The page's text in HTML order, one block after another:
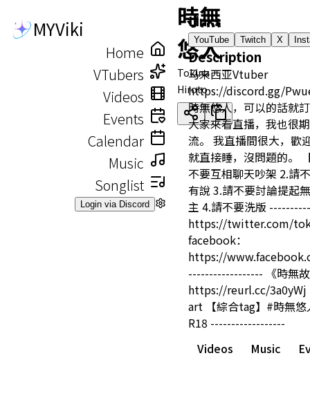
MYViki
Home
VTubers
Videos
Events
Calendar
Music
Songlist
Login via Discord
時無
悠人
Tokina
Hiroto
Links
YouTube Twitch X
Description
马来西亚Vtuber
https://discord.gg/
時無悠人，可以的話就
大家來看直播，我也很
流。 我直播間很大，歡
就直接睡，沒問題的。
不要互相聊天吵架 2.請
有說 3.請不要討論提起
主 4.請不要洗版
https://twitter.com/
facebook：
https://
------------------ 《時無
https://reurl.cc/3a0yWj
art 【綜合tag】#時無
R18 ------------------
Videos
Music